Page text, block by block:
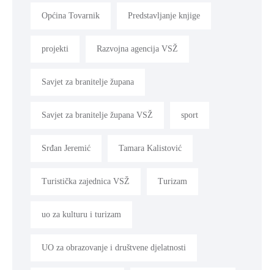
Općina Tovarnik Predstavljanje knjige
projekti Razvojna agencija VSŽ
Savjet za branitelje župana
Savjet za branitelje župana VSŽ sport
Srđan Jeremić Tamara Kalistović
Turistička zajednica VSŽ Turizam
uo za kulturu i turizam
UO za obrazovanje i društvene djelatnosti